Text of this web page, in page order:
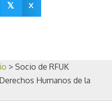
𝕏 X
> Socio de RFUK
Humanos de la